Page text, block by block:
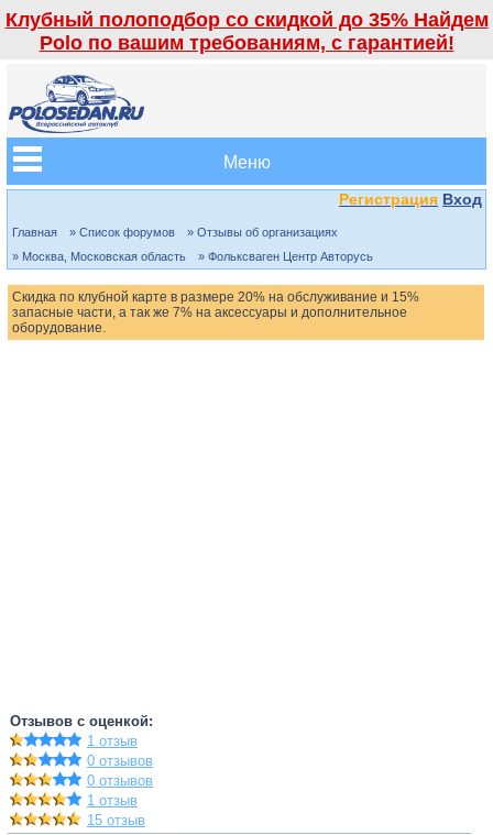
Клубный полоподбор со скидкой до 35% Найдем
Polo по вашим требованиям, с гарантией!
Меню
Регистрация Вход
Главная » Список форумов
» Отзывы об организациях
» Москва, Московская область
» Фольксваген Центр Авторусь
Скидка по клубной карте в размере 20% на обслуживание и 15%
запасные части, а так же 7% на аксессуары и дополнительное
оборудование.
Отзывов с оценкой:
1 отзыв
0 отзывов
0 отзывов
1 отзыв
15 отзыв